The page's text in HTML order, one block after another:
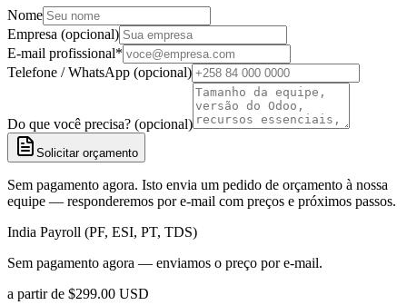
Nome
Empresa (opcional)
E-mail profissional*
Telefone / WhatsApp (opcional)
Do que você precisa? (opcional)
Solicitar orçamento
Sem pagamento agora. Isto envia um pedido de orçamento à nossa
equipe — responderemos por e-mail com preços e próximos passos.
India Payroll (PF, ESI, PT, TDS)
Sem pagamento agora — enviamos o preço por e-mail.
a partir de $299.00 USD